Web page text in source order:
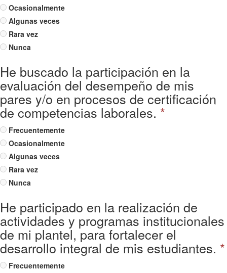
Ocasionalmente
Algunas veces
Rara vez
Nunca
He buscado la participación en la
evaluación del desempeño de mis
pares y/o en procesos de certificación
de competencias laborales. *
Frecuentemente
Ocasionalmente
Algunas veces
Rara vez
Nunca
He participado en la realización de
actividades y programas institucionales
de mi plantel, para fortalecer el
desarrollo integral de mis estudiantes. *
Frecuentemente